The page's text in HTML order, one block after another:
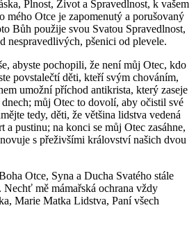
Plnost, Život a Spravedlnost, k vašem
mého Otce je zapomenutý a porušovaný
Bůh použije svou Svatou Spravedlnost,
nespravedlivých, pšenici od plevele.
abyste pochopili, že není můj Otec, kdo
povstalečtí děti, kteří svým chováním,
umožní příchod antikrista, který zaseje
můj Otec to dovolí, aby očistil své
tedy, děti, že většina lidstva vedená
a pustinu; na konci se můj Otec zasáhne,
s přeživšími království našich dvou
Otce, Syna a Ducha Svatého stále
Nechť mě mámařská ochrana vždy
Marie Matka Lidstva, Paní všech